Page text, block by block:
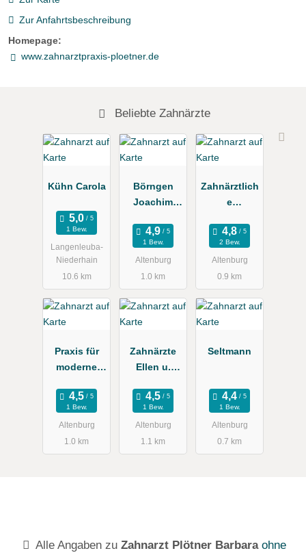
Zur Anfahrtsbeschreibung
Homepage:
www.zahnarztpraxis-ploetner.de
Beliebte Zahnärzte
Kühn Carola
1 Bew.
Langenleuba-
Niederhain
10.6 km
Börngen
Joachim
1 Bew.
Altenburg
1.0 km
Zahnärztlich
e
ftspraxis
Kunze
2 Bew.
Altenburg
0.9 km
Praxis für
moderne
de u.
Kieferorthop
ädie
Schneider
1 Bew.
Altenburg
1.0 km
Zahnärzte
Ellen u.
Dietel
1 Bew.
Altenburg
1.1 km
Seltmann
1 Bew.
Altenburg
0.7 km
Alle Angaben zuZahnarzt Plötner Barbara ohne